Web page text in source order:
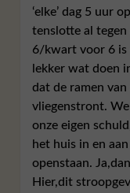
‘elke’ dag 5 uur
tenslotte al
6/kwart voor 6 is
lekker wat doen
dat de ramen van
vliegenstront.
onze eigen
het huis in en
openstaan.
Hier,dit